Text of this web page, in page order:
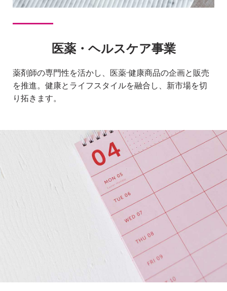
医薬・ヘルスケア事業
薬剤師の専⾨性を活かし、医薬·健康商品の企画と販売
を推進。健康とライフスタイルを融合し、新市場を切
り拓きます。